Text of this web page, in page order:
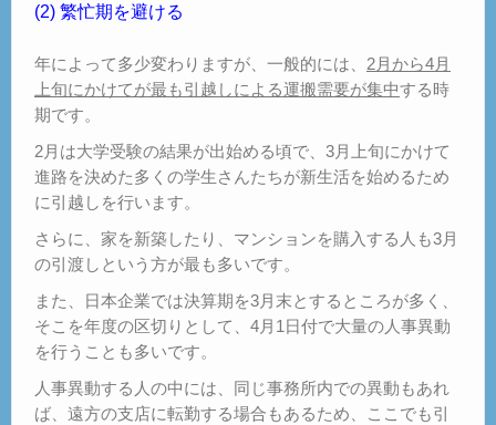
(2) 繁忙期を避ける
年によって多少変わりますが、一般的には、 2月から4月
上旬にかけてが最も引越しによる運搬需要が集中する時
期です。
2月は大学受験の結果が出始める頃で、3月上旬にかけて
進路を決めた多くの学生さんたちが新生活を始めるため
に引越しを行います。
さらに、家を新築したり、マンションを購入する人も3月
の引渡しという方が最も多いです。
また、日本企業では決算期を3月末とするところが多く、
そこを年度の区切りとして、4月1日付で大量の人事異動
を行うことも多いです。
人事異動する人の中には、同じ事務所内での異動もあれ
ば、遠方の支店に転勤する場合もあるため、ここでも引